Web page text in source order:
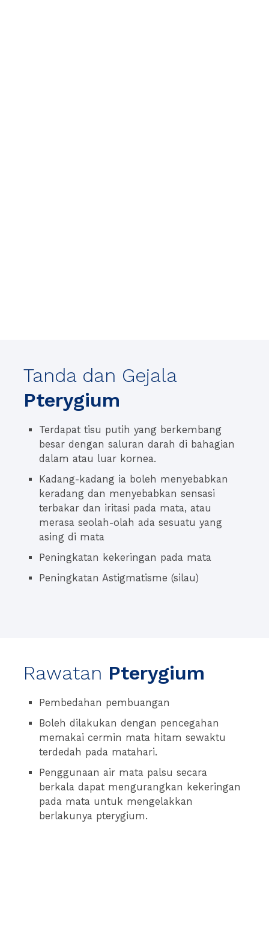
Tanda dan Gejala
Pterygium
Terdapat tisu putih yang berkembang
besar dengan saluran darah di bahagian
dalam atau luar kornea.
Kadang-kadang ia boleh menyebabkan
keradang dan menyebabkan sensasi
terbakar dan iritasi pada mata, atau
merasa seolah-olah ada sesuatu yang
asing di mata
Peningkatan kekeringan pada mata
Peningkatan Astigmatisme (silau)
Rawatan Pterygium
Pembedahan pembuangan
Boleh dilakukan dengan pencegahan
memakai cermin mata hitam sewaktu
terdedah pada matahari.
Penggunaan air mata palsu secara
berkala dapat mengurangkan kekeringan
pada mata untuk mengelakkan
berlakunya pterygium.